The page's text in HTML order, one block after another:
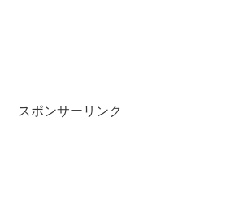
スポンサーリンク